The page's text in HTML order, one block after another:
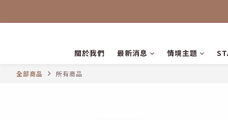
關於我們 最新消息 情境主題
全部商品 所有商品